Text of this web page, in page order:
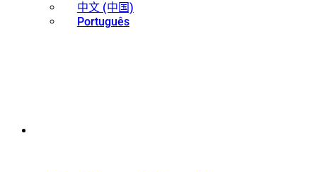
中文 (中国)
Português